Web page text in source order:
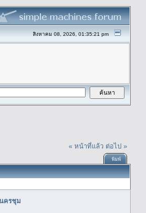
สิงหาคม 08, 2026, 01:35:21 pm
« หน้าที่แล้ว ต่อไป »
พิมพ์
ครชุม